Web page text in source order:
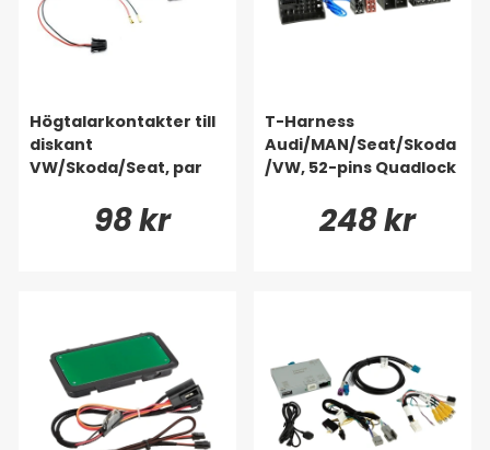
Högtalarkontakter till
diskant
VW/Skoda/Seat, par
98 kr
T-Harness
Audi/MAN/Seat/Skoda
/VW, 52-pins Quadlock
248 kr